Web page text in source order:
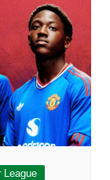
League